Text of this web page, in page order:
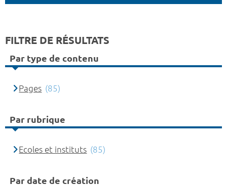
FILTRE DE RÉSULTATS
Par type de contenu
Pages (85)
Par rubrique
Ecoles et instituts (85)
Par date de création